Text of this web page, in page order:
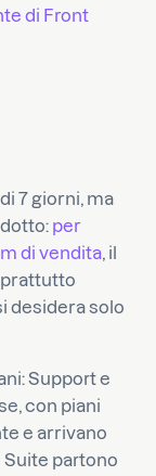
di Front
7 giorni, ma
per
di vendita, il
desidera solo
Support e
con piani
e arrivano
Suite partono